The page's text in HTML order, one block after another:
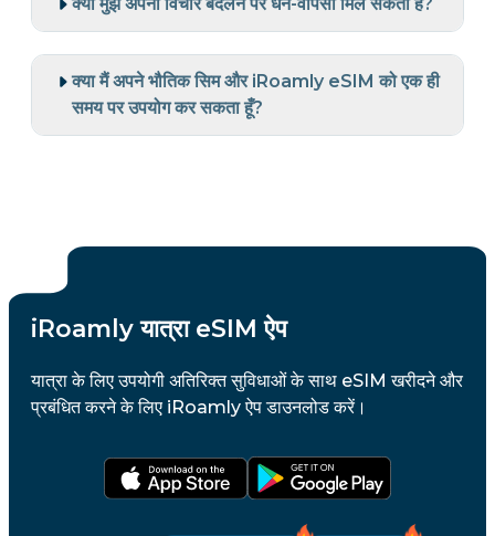
क्या मुझे अपना विचार बदलने पर धन-वापसी मिल सकती है?
क्या मैं अपने भौतिक सिम और iRoamly eSIM को एक ही
समय पर उपयोग कर सकता हूँ?
iRoamly यात्रा eSIM ऐप
यात्रा के लिए उपयोगी अतिरिक्त सुविधाओं के साथ eSIM खरीदने और
प्रबंधित करने के लिए iRoamly ऐप डाउनलोड करें।